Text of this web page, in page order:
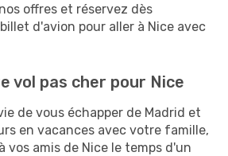
offres et réservez dès
d'avion pour aller à Nice avec
vol pas cher pour Nice
de vous échapper de Madrid et
en vacances avec votre famille,
vos amis de Nice le temps d'un